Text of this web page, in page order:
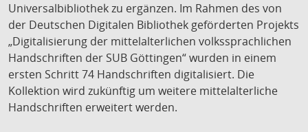
Universalbibliothek zu ergänzen. Im Rahmen des von
der Deutschen Digitalen Bibliothek geförderten Projekts
„Digitalisierung der mittelalterlichen volkssprachlichen
Handschriften der SUB Göttingen“ wurden in einem
ersten Schritt 74 Handschriften digitalisiert. Die
Kollektion wird zukünftig um weitere mittelalterliche
Handschriften erweitert werden.